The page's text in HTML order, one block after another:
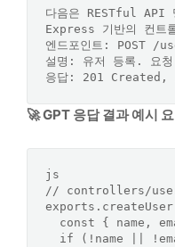
다음은 RESTful API
Express 기반의 컨트
엔드포인트: POST /
설명: 유저 등록. 요
🚀 GPT 응답 결과 예시
js
// controllers/
exports . createUser
const { name,
if (!name ||